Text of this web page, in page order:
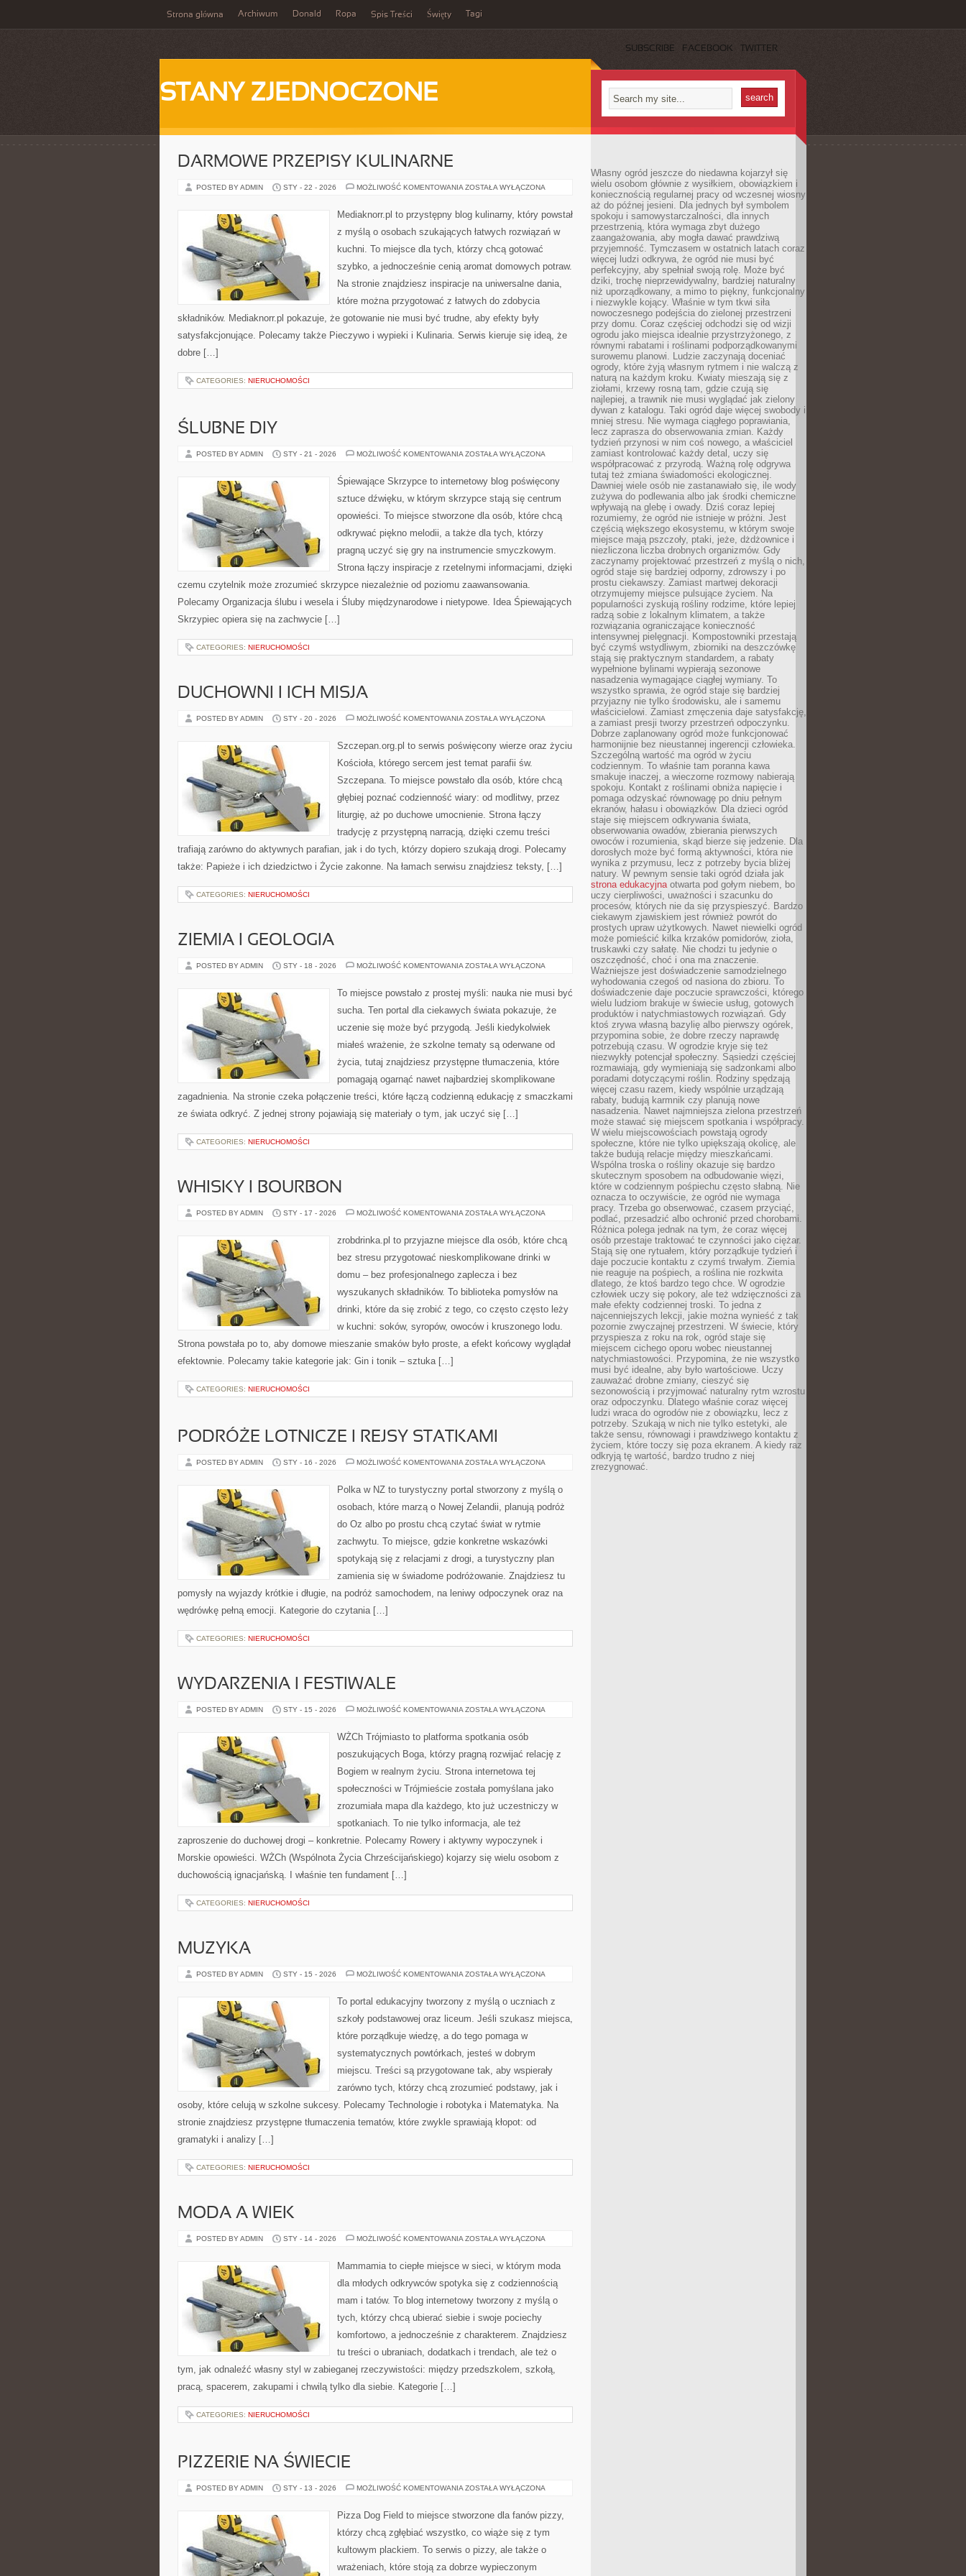
Strona główna Archiwum Donald Ropa Spis Treści Święty Tagi
SUBSCRIBE FACEBOOK TWITTER
STANY ZJEDNOCZONE
DARMOWE PRZEPISY KULINARNE
POSTED BY ADMIN STY - 22 - 2026 MOŻLIWOŚĆ KOMENTOWANIA DARMOWE
ZOSTAŁA WYŁĄCZONA
Mediaknorr.pl to przystępny blog kulinarny, który powstał
z myślą o osobach szukających łatwych rozwiązań w
kuchni. To miejsce dla tych, którzy chcą gotować
szybko, a jednocześnie cenią aromat domowych potraw.
Na stronie znajdziesz inspiracje na uniwersalne dania,
które można przygotować z łatwych do zdobycia
składników. Mediaknorr.pl pokazuje, że gotowanie nie musi być trudne, aby efekty były
satysfakcjonujące. Polecamy także Pieczywo i wypieki i Kulinaria. Serwis kieruje się ideą, że
dobre […]
CATEGORIES: NIERUCHOMOŚCI
ŚLUBNE DIY
POSTED BY ADMIN STY - 21 - 2026 MOŻLIWOŚĆ KOMENTOWANIA ŚLUBNE
ZOSTAŁA WYŁĄCZONA
Śpiewające Skrzypce to internetowy blog poświęcony
sztuce dźwięku, w którym skrzypce stają się centrum
opowieści. To miejsce stworzone dla osób, które chcą
odkrywać piękno melodii, a także dla tych, którzy
pragną uczyć się gry na instrumencie smyczkowym.
Strona łączy inspiracje z rzetelnymi informacjami, dzięki
czemu czytelnik może zrozumieć skrzypce niezależnie od poziomu zaawansowania.
Polecamy Organizacja ślubu i wesela i Śluby międzynarodowe i nietypowe. Idea Śpiewających
Skrzypiec opiera się na zachwycie […]
CATEGORIES: NIERUCHOMOŚCI
DUCHOWNI I ICH MISJA
POSTED BY ADMIN STY - 20 - 2026 MOŻLIWOŚĆ KOMENTOWANIA DUCHOWNI
MISJA
ZOSTAŁA WYŁĄCZONA
Szczepan.org.pl to serwis poświęcony wierze oraz życiu
Kościoła, którego sercem jest temat parafii św.
Szczepana. To miejsce powstało dla osób, które chcą
głębiej poznać codzienność wiary: od modlitwy, przez
liturgię, aż po duchowe umocnienie. Strona łączy
tradycję z przystępną narracją, dzięki czemu treści
trafiają zarówno do aktywnych parafian, jak i do tych, którzy dopiero szukają drogi. Polecamy
także: Papieże i ich dziedzictwo i Życie zakonne. Na łamach serwisu znajdziesz teksty, […]
CATEGORIES: NIERUCHOMOŚCI
ZIEMIA I GEOLOGIA
POSTED BY ADMIN STY - 18 - 2026 MOŻLIWOŚĆ KOMENTOWANIA ZIEMIA
ZOSTAŁA WYŁĄCZONA
To miejsce powstało z prostej myśli: nauka nie musi być
sucha. Ten portal dla ciekawych świata pokazuje, że
uczenie się może być przygodą. Jeśli kiedykolwiek
miałeś wrażenie, że szkolne tematy są oderwane od
życia, tutaj znajdziesz przystępne tłumaczenia, które
pomagają ogarnąć nawet najbardziej skomplikowane
zagadnienia. Na stronie czeka połączenie treści, które łączą codzienną edukację z smaczkami
ze świata odkryć. Z jednej strony pojawiają się materiały o tym, jak uczyć się […]
CATEGORIES: NIERUCHOMOŚCI
WHISKY I BOURBON
POSTED BY ADMIN STY - 17 - 2026 MOŻLIWOŚĆ KOMENTOWANIA WHISKY
ZOSTAŁA WYŁĄCZONA
zrobdrinka.pl to przyjazne miejsce dla osób, które chcą
bez stresu przygotować nieskomplikowane drinki w
domu – bez profesjonalnego zaplecza i bez
wyszukanych składników. To biblioteka pomysłów na
drinki, które da się zrobić z tego, co często często leży
w kuchni: soków, syropów, owoców i kruszonego lodu.
Strona powstała po to, aby domowe mieszanie smaków było proste, a efekt końcowy wyglądał
efektownie. Polecamy takie kategorie jak: Gin i tonik – sztuka […]
CATEGORIES: NIERUCHOMOŚCI
PODRÓŻE LOTNICZE I REJSY STATKAMI
POSTED BY ADMIN STY - 16 - 2026 MOŻLIWOŚĆ KOMENTOWANIA PODRÓŻE
REJSY
STATKAMI
ZOSTAŁA WYŁĄCZONA
Polka w NZ to turystyczny portal stworzony z myślą o
osobach, które marzą o Nowej Zelandii, planują podróż
do Oz albo po prostu chcą czytać świat w rytmie
zachwytu. To miejsce, gdzie konkretne wskazówki
spotykają się z relacjami z drogi, a turystyczny plan
zamienia się w świadome podróżowanie. Znajdziesz tu
pomysły na wyjazdy krótkie i długie, na podróż samochodem, na leniwy odpoczynek oraz na
wędrówkę pełną emocji. Kategorie do czytania […]
CATEGORIES: NIERUCHOMOŚCI
WYDARZENIA I FESTIWALE
POSTED BY ADMIN STY - 15 - 2026 MOŻLIWOŚĆ KOMENTOWANIA WYDARZENIA
ZOSTAŁA WYŁĄCZONA
WŻCh Trójmiasto to platforma spotkania osób
poszukujących Boga, którzy pragną rozwijać relację z
Bogiem w realnym życiu. Strona internetowa tej
społeczności w Trójmieście została pomyślana jako
zrozumiała mapa dla każdego, kto już uczestniczy w
spotkaniach. To nie tylko informacja, ale też
zaproszenie do duchowej drogi – konkretnie. Polecamy Rowery i aktywny wypoczynek i
Morskie opowieści. WŻCh (Wspólnota Życia Chrześcijańskiego) kojarzy się wielu osobom z
duchowością ignacjańską. I właśnie ten fundament […]
CATEGORIES: NIERUCHOMOŚCI
MUZYKA
POSTED BY ADMIN STY - 15 - 2026 MOŻLIWOŚĆ KOMENTOWANIA MUZYKA
ZOSTAŁA WYŁĄCZONA
To portal edukacyjny tworzony z myślą o uczniach z
szkoły podstawowej oraz liceum. Jeśli szukasz miejsca,
które porządkuje wiedzę, a do tego pomaga w
systematycznych powtórkach, jesteś w dobrym
miejscu. Treści są przygotowane tak, aby wspierały
zarówno tych, którzy chcą zrozumieć podstawy, jak i
osoby, które celują w szkolne sukcesy. Polecamy Technologie i robotyka i Matematyka. Na
stronie znajdziesz przystępne tłumaczenia tematów, które zwykle sprawiają kłopot: od
gramatyki i analizy […]
CATEGORIES: NIERUCHOMOŚCI
MODA A WIEK
POSTED BY ADMIN STY - 14 - 2026 MOŻLIWOŚĆ KOMENTOWANIA MODA
ZOSTAŁA WYŁĄCZONA
Mammamia to ciepłe miejsce w sieci, w którym moda
dla młodych odkrywców spotyka się z codziennością
mam i tatów. To blog internetowy tworzony z myślą o
tych, którzy chcą ubierać siebie i swoje pociechy
komfortowo, a jednocześnie z charakterem. Znajdziesz
tu treści o ubraniach, dodatkach i trendach, ale też o
tym, jak odnaleźć własny styl w zabieganej rzeczywistości: między przedszkolem, szkołą,
pracą, spacerem, zakupami i chwilą tylko dla siebie. Kategorie […]
CATEGORIES: NIERUCHOMOŚCI
PIZZERIE NA ŚWIECIE
POSTED BY ADMIN STY - 13 - 2026 MOŻLIWOŚĆ KOMENTOWANIA PIZZERIE
ZOSTAŁA WYŁĄCZONA
Pizza Dog Field to miejsce stworzone dla fanów pizzy,
którzy chcą zgłębiać wszystko, co wiąże się z tym
kultowym plackiem. To serwis o pizzy, ale także o
wrażeniach, które stoją za dobrze wypieczonym
Własny ogród jeszcze do niedawna kojarzył się
wielu osobom głównie z wysiłkiem, obowiązkiem i
koniecznością regularnej pracy od wczesnej wiosny
aż do późnej jesieni. Dla jednych był symbolem
spokoju i samowystarczalności, dla innych
przestrzenią, która wymaga zbyt dużego
zaangażowania, aby mogła dawać prawdziwą
przyjemność. Tymczasem w ostatnich latach coraz
więcej ludzi odkrywa, że ogród nie musi być
perfekcyjny, aby spełniał swoją rolę. Może być
dziki, trochę nieprzewidywalny, bardziej naturalny
niż uporządkowany, a mimo to piękny, funkcjonalny
i niezwykle kojący. Właśnie w tym tkwi siła
nowoczesnego podejścia do zielonej przestrzeni
przy domu. Coraz częściej odchodzi się od wizji
ogrodu jako miejsca idealnie przystrzyżonego, z
równymi rabatami i roślinami podporządkowanymi
surowemu planowi. Ludzie zaczynają doceniać
ogrody, które żyją własnym rytmem i nie walczą z
naturą na każdym kroku. Kwiaty mieszają się z
ziołami, krzewy rosną tam, gdzie czują się
najlepiej, a trawnik nie musi wyglądać jak zielony
dywan z katalogu. Taki ogród daje więcej swobody i
mniej stresu. Nie wymaga ciągłego poprawiania,
lecz zaprasza do obserwowania zmian. Każdy
tydzień przynosi w nim coś nowego, a właściciel
zamiast kontrolować każdy detal, uczy się
współpracować z przyrodą. Ważną rolę odgrywa
tutaj też zmiana świadomości ekologicznej.
Dawniej wiele osób nie zastanawiało się, ile wody
zużywa do podlewania albo jak środki chemiczne
wpływają na glebę i owady. Dziś coraz lepiej
rozumiemy, że ogród nie istnieje w próżni. Jest
częścią większego ekosystemu, w którym swoje
miejsce mają pszczoły, ptaki, jeże, dżdżownice i
niezliczona liczba drobnych organizmów. Gdy
zaczynamy projektować przestrzeń z myślą o nich,
ogród staje się bardziej odporny, zdrowszy i po
prostu ciekawszy. Zamiast martwej dekoracji
otrzymujemy miejsce pulsujące życiem. Na
popularności zyskują rośliny rodzime, które lepiej
radzą sobie z lokalnym klimatem, a także
rozwiązania ograniczające konieczność
intensywnej pielęgnacji. Kompostowniki przestają
być czymś wstydliwym, zbiorniki na deszczówkę
stają się praktycznym standardem, a rabaty
wypełnione bylinami wypierają sezonowe
nasadzenia wymagające ciągłej wymiany. To
wszystko sprawia, że ogród staje się bardziej
przyjazny nie tylko środowisku, ale i samemu
właścicielowi. Zamiast zmęczenia daje satysfakcję,
a zamiast presji tworzy przestrzeń odpoczynku.
Dobrze zaplanowany ogród może funkcjonować
harmonijnie bez nieustannej ingerencji człowieka.
Szczególną wartość ma ogród w życiu
codziennym. To właśnie tam poranna kawa
smakuje inaczej, a wieczorne rozmowy nabierają
spokoju. Kontakt z roślinami obniża napięcie i
pomaga odzyskać równowagę po dniu pełnym
ekranów, hałasu i obowiązków. Dla dzieci ogród
staje się miejscem odkrywania świata,
obserwowania owadów, zbierania pierwszych
owoców i rozumienia, skąd bierze się jedzenie. Dla
dorosłych może być formą aktywności, która nie
wynika z przymusu, lecz z potrzeby bycia bliżej
natury. W pewnym sensie taki ogród działa jak
strona edukacyjnaotwarta pod gołym niebem, bo
uczy cierpliwości, uważności i szacunku do
procesów, których nie da się przyspieszyć. Bardzo
ciekawym zjawiskiem jest również powrót do
prostych upraw użytkowych. Nawet niewielki ogród
może pomieścić kilka krzaków pomidorów, zioła,
truskawki czy sałatę. Nie chodzi tu jedynie o
oszczędność, choć i ona ma znaczenie.
Ważniejsze jest doświadczenie samodzielnego
wyhodowania czegoś od nasiona do zbioru. To
doświadczenie daje poczucie sprawczości, którego
wielu ludziom brakuje w świecie usług, gotowych
produktów i natychmiastowych rozwiązań. Gdy
ktoś zrywa własną bazylię albo pierwszy ogórek,
przypomina sobie, że dobre rzeczy naprawdę
potrzebują czasu. W ogrodzie kryje się też
niezwykły potencjał społeczny. Sąsiedzi częściej
rozmawiają, gdy wymieniają się sadzonkami albo
poradami dotyczącymi roślin. Rodziny spędzają
więcej czasu razem, kiedy wspólnie urządzają
rabaty, budują karmnik czy planują nowe
nasadzenia. Nawet najmniejsza zielona przestrzeń
może stawać się miejscem spotkania i współpracy.
W wielu miejscowościach powstają ogrody
społeczne, które nie tylko upiększają okolicę, ale
także budują relacje między mieszkańcami.
Wspólna troska o rośliny okazuje się bardzo
skutecznym sposobem na odbudowanie więzi,
które w codziennym pośpiechu często słabną. Nie
oznacza to oczywiście, że ogród nie wymaga
pracy. Trzeba go obserwować, czasem przyciąć,
podlać, przesadzić albo ochronić przed chorobami.
Różnica polega jednak na tym, że coraz więcej
osób przestaje traktować te czynności jako ciężar.
Stają się one rytuałem, który porządkuje tydzień i
daje poczucie kontaktu z czymś trwałym. Ziemia
nie reaguje na pośpiech, a roślina nie rozkwita
dlatego, że ktoś bardzo tego chce. W ogrodzie
człowiek uczy się pokory, ale też wdzięczności za
małe efekty codziennej troski. To jedna z
najcenniejszych lekcji, jakie można wynieść z tak
pozornie zwyczajnej przestrzeni. W świecie, który
przyspiesza z roku na rok, ogród staje się
miejscem cichego oporu wobec nieustannej
natychmiastowości. Przypomina, że nie wszystko
musi być idealne, aby było wartościowe. Uczy
zauważać drobne zmiany, cieszyć się
sezonowością i przyjmować naturalny rytm wzrostu
oraz odpoczynku. Dlatego właśnie coraz więcej
ludzi wraca do ogrodów nie z obowiązku, lecz z
potrzeby. Szukają w nich nie tylko estetyki, ale
także sensu, równowagi i prawdziwego kontaktu z
życiem, które toczy się poza ekranem. A kiedy raz
odkryją tę wartość, bardzo trudno z niej
zrezygnować.